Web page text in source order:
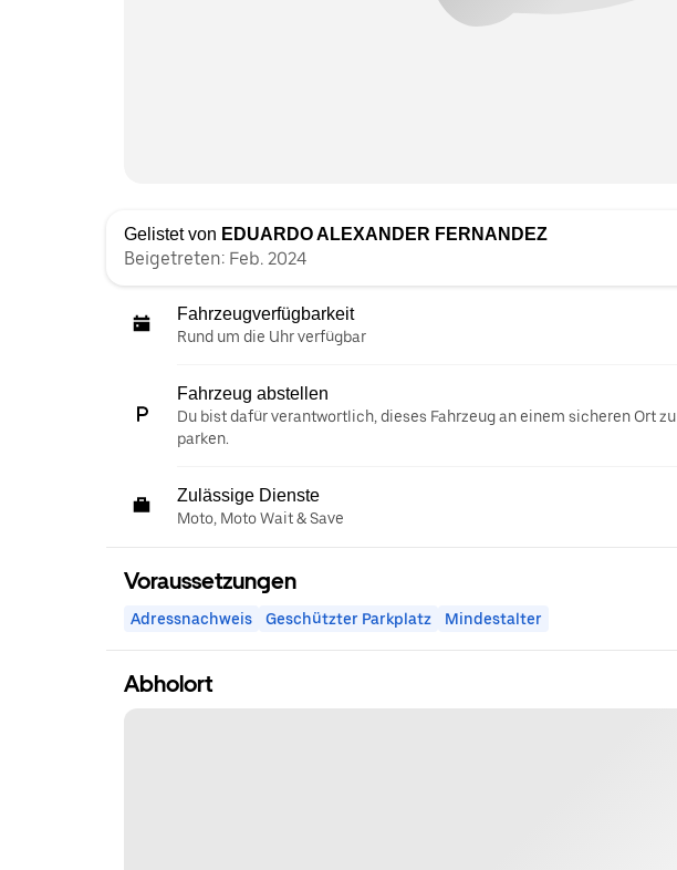
Gelistet von EDUARDO ALEXANDER FERNANDEZ
Beigetreten: Feb. 2024
Fahrzeugverfügbarkeit
Rund um die Uhr verfügbar
Fahrzeug abstellen
Du bist dafür verantwortlich, dieses Fahrzeug an einem sicheren Ort zu
parken.
Zulässige Dienste
Moto, Moto Wait & Save
Voraussetzungen
Adressnachweis Geschützter Parkplatz Mindestalter
Abholort